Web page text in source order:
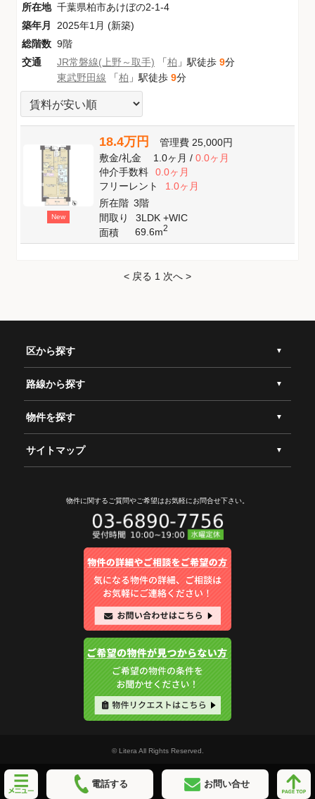
所在地 千葉県柏市あけぼの2-1-4
築年月
2025年1月 (新築)
総階数 9階
交通
JR常磐線(上野～取手) 「柏 」駅徒歩 9分
東武野田線 「柏 」駅徒歩 9分
New
18.4万円 管理費 25,000円
敷金/礼金 1.0ヶ月/ 0.0ヶ月
仲介手数料
0.0ヶ月
フリーレント
1.0ヶ月
所在階 3階
間取り
3LDK +WIC
面積
69.6m2
< 戻る 1 次へ >
区から探す
路線から探す
物件を探す
サイトマップ
物件に関するご質問やご希望はお気軽にお問合せ下さい。
© Litera All Rights Reserved.
電話する お問い合せ